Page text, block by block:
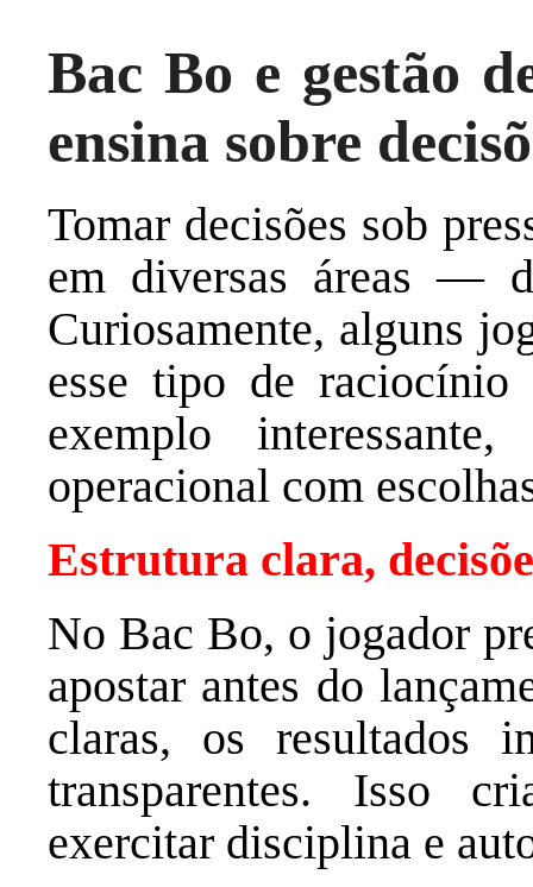
Bac Bo e gestão
ensina sobre
Tomar decisões sob
em diversas áreas —
Curiosamente, alguns
esse tipo de
exemplo
operacional com
Estrutura clara,
No Bac Bo, o jogador
apostar antes do
claras, os resultados
transparentes. Isso
exercitar disciplina e